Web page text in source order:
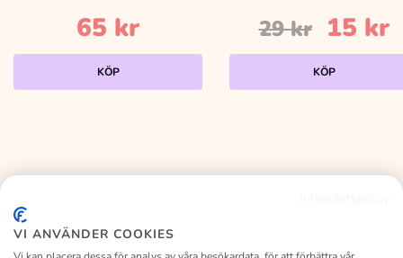
65 kr
KÖP
29kr Det
29 kr.
15 kr
KÖP
VI ANVÄNDER COOKIES